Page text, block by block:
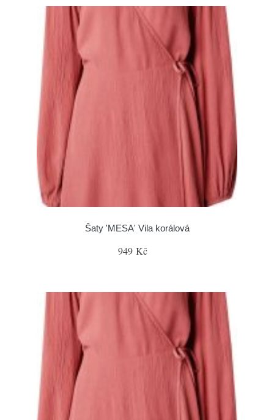
Šaty 'MESA' Vila korálová
949 Kč